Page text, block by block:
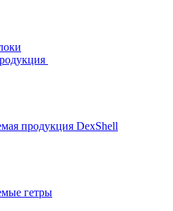
продукция DexShell
гетры